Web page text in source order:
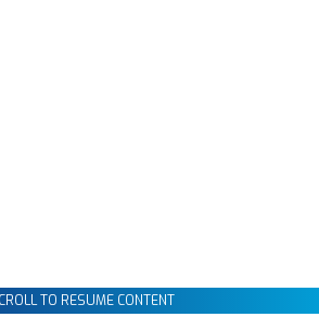
TO RESUME CONTENT